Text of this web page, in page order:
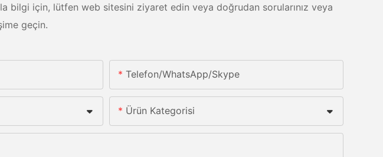
bilgi için, lütfen web sitesini ziyaret edin veya doğrudan sorularınız veya
geçin.
Telefon/whatsApp/skype
Ürün Kategorisi